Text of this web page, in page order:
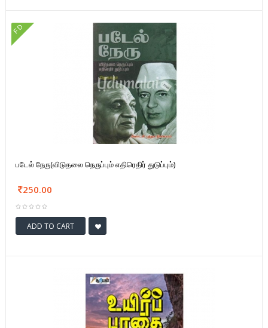
FD
படேல் நேரு(விடுதலை நெருப்பும் எதிரெதிர் துடுப்பும்)
250.00
ADD TO CART